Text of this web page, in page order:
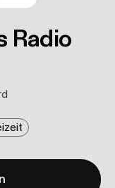
Radio